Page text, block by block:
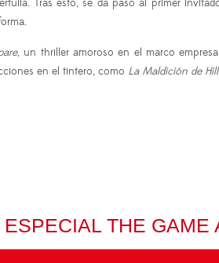
, un thriller amoroso en el marco
en el tintero, como La Maldición de
THE GAME